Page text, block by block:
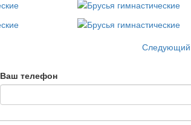
Ваш телефон